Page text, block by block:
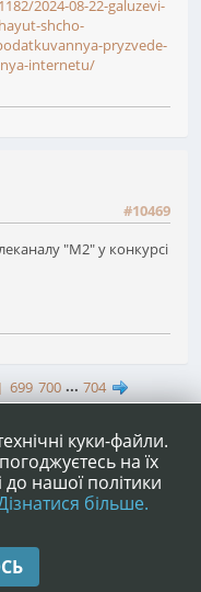
2024-08-22-galuzevi-
shcho-
pryzvede-
internetu/
#10469
"М2" у конкурсі
699 700 ... 704
|Нагору ▲
куки-файли.
на їх
до нашої політики
більше.